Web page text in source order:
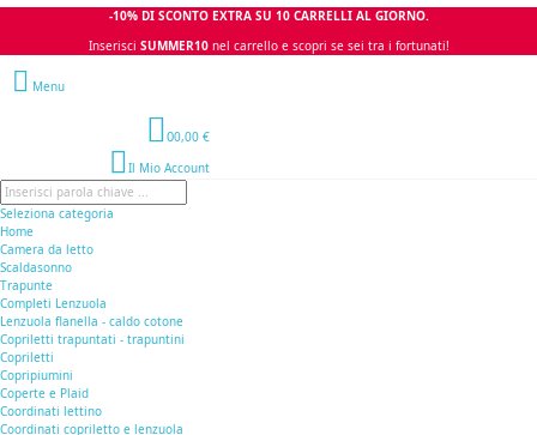
-10% DI SCONTO EXTRA SU 10 CARRELLI AL GIORNO.
Inserisci SUMMER10 nel carrello e scopri se sei tra i fortunati!
Menu
00,00 €
Il Mio Account
Seleziona categoria
Home
Camera da letto
Scaldasonno
Trapunte
Completi Lenzuola
Lenzuola flanella - caldo cotone
Copriletti trapuntati - trapuntini
Copriletti
Copripiumini
Coperte e Plaid
Coordinati lettino
Coordinati copriletto e lenzuola